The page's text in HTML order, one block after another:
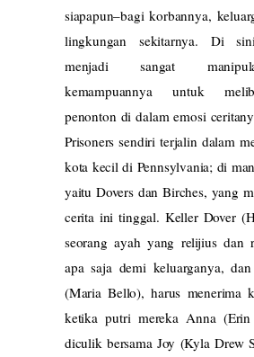
siapapun–bagi korbannya,
lingkungan sekitarnya. Di
menjadi sangat
kemampuannya untuk
penonton di dalam emosi
Prisoners sendiri terjalin dalam
kota kecil di Pennsylvania; di
yaitu Dovers dan Birches, yang
cerita ini tinggal. Keller Dover
seorang ayah yang relijius dan
apa saja demi keluarganya,
(Maria Bello), harus menerima
ketika putri mereka Anna (Erin
diculik bersama Joy (Kyla Drew